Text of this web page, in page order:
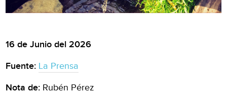
16 de Junio del 2026
Fuente: La Prensa
Nota de: Rubén Pérez